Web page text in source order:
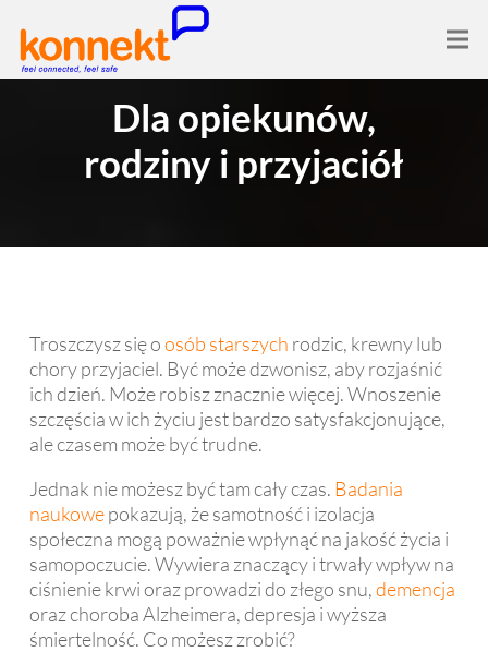
Dla opiekunów,
rodziny i przyjaciół
Troszczysz się oosób starszych rodzic, krewny lub
chory przyjaciel. Być może dzwonisz, aby rozjaśnić
ich dzień. Może robisz znacznie więcej. Wnoszenie
szczęścia w ich życiu jest bardzo satysfakcjonujące,
ale czasem może być trudne.
Jednak nie możesz być tam cały czas. Badania
naukowepokazują, że samotność i izolacja
społeczna mogą poważnie wpłynąć na jakość życia i
samopoczucie. Wywiera znaczący i trwały wpływ na
ciśnienie krwi oraz prowadzi do złego snu,demencja
oraz choroba Alzheimera, depresja i wyższa
śmiertelność. Co możesz zrobić?